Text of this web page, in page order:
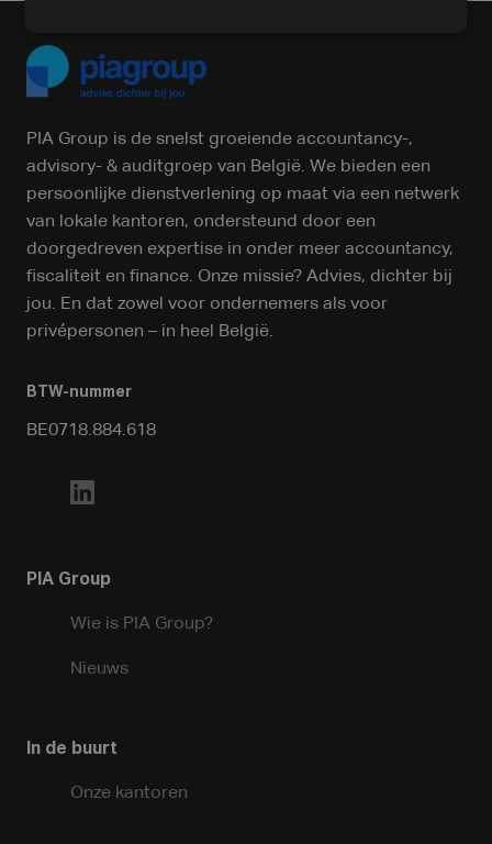
PIA Group is de snelst groeiende accountancy-,
advisory- & auditgroep van België. We bieden een
persoonlijke dienstverlening op maat via een netwerk
van lokale kantoren, ondersteund door een
doorgedreven expertise in onder meer accountancy,
fiscaliteit en finance. Onze missie? Advies, dichter bij
jou. En dat zowel voor ondernemers als voor
privépersonen – in heel België.
BTW-nummer
BE0718.884.618
PIA Group
Wie is PIA Group?
Nieuws
In de buurt
Onze kantoren